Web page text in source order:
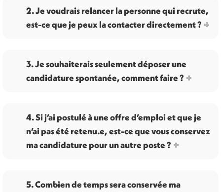
2. Je voudrais relancer la personne qui recrute,
est-ce que je peux la contacter directement ?
3. Je souhaiterais seulement déposer une
candidature spontanée, comment faire ?
4. Si j’ai postulé à une offre d’emploi et que je
n’ai pas été retenu.e, est-ce que vous conservez
ma candidature pour un autre poste ?
5. Combien de temps sera conservée ma